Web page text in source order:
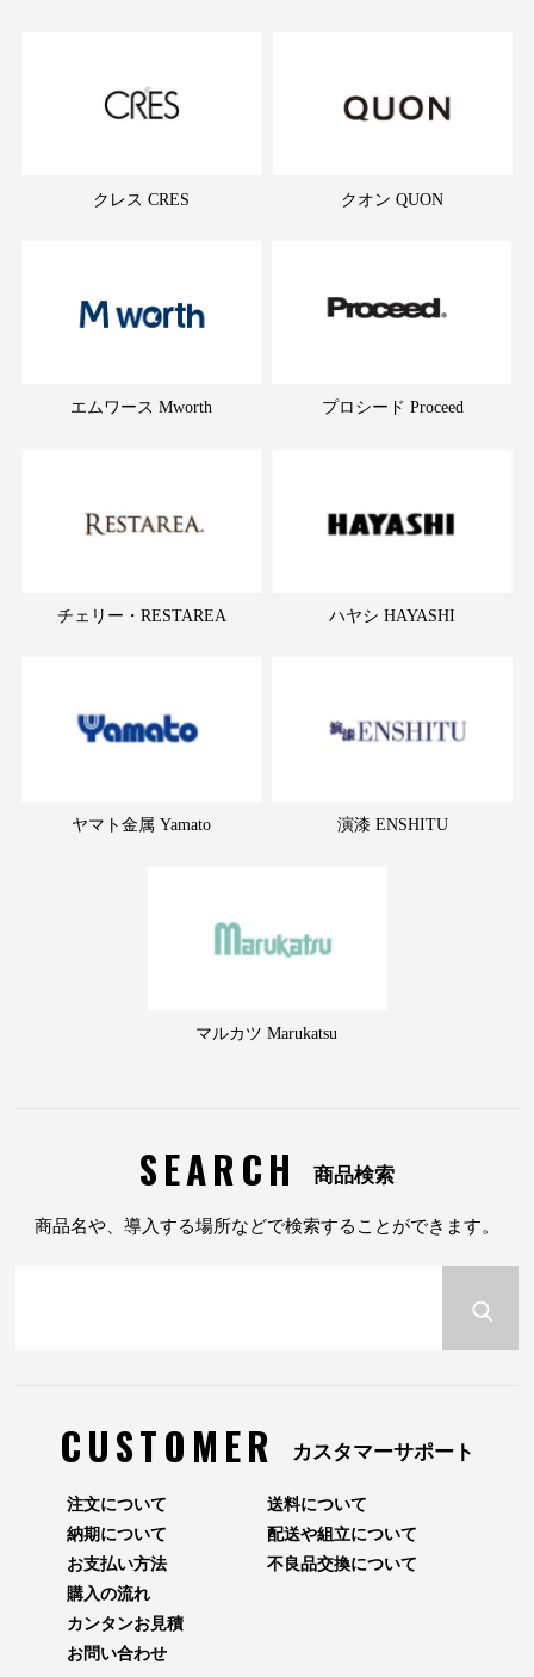
クレス CRES クオン QUON
エムワース Mworth プロシード Proceed
チェリー・RESTAREA ハヤシ HAYASHI
ヤマト金属 Yamato 演漆 ENSHITU
マルカツ Marukatsu
SEARCH 商品検索
商品名や、導入する場所などで検索することができます。
CUSTOMER カスタマーサポート
注文について
納期について
お支払い方法
送料について
配送や組立について
不良品交換について
購入の流れ
カンタンお見積
お問い合わせ